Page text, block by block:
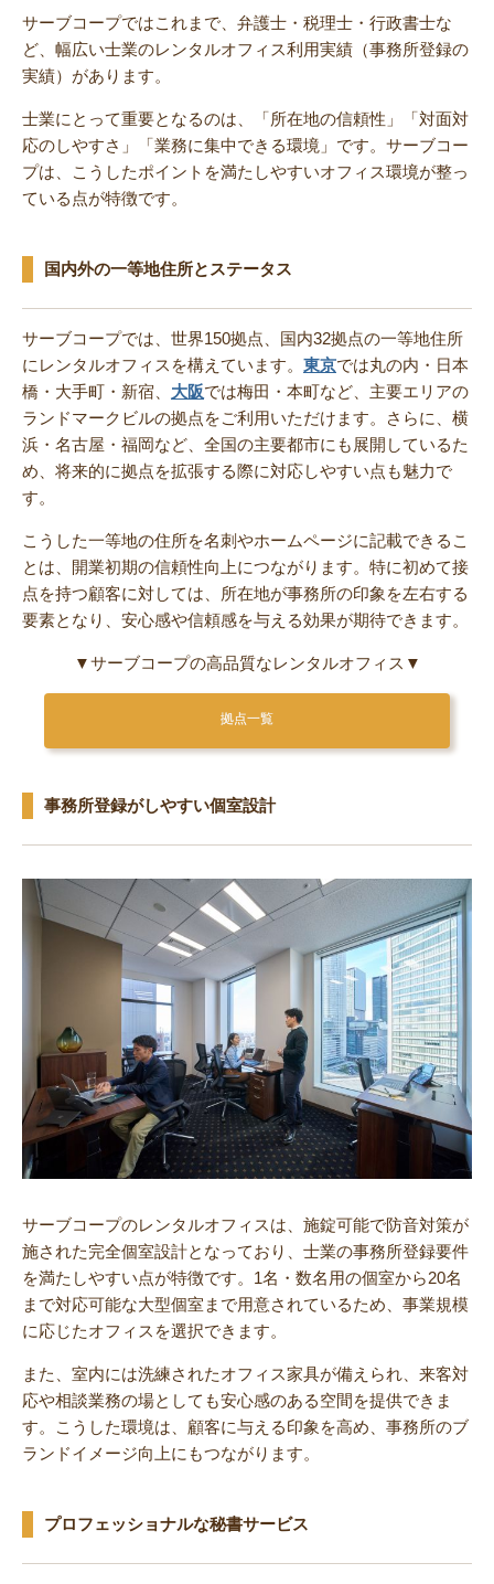
サーブコープではこれまで、弁護士・税理士・行政書士な
ど、幅広い士業のレンタルオフィス利用実績（事務所登録の
実績）があります。
士業にとって重要となるのは、「所在地の信頼性」「対面対
応のしやすさ」「業務に集中できる環境」です。サーブコー
プは、こうしたポイントを満たしやすいオフィス環境が整っ
ている点が特徴です。
国内外の一等地住所とステータス
サーブコープでは、世界150拠点、国内32拠点の一等地住所
にレンタルオフィスを構えています。 東京では丸の内・日本
橋・大手町・新宿、 大阪では梅田・本町など、主要エリアの
ランドマークビルの拠点をご利用いただけます。さらに、横
浜・名古屋・福岡など、全国の主要都市にも展開しているた
め、将来的に拠点を拡張する際に対応しやすい点も魅力で
す。
こうした一等地の住所を名刺やホームページに記載できるこ
とは、開業初期の信頼性向上につながります。特に初めて接
点を持つ顧客に対しては、所在地が事務所の印象を左右する
要素となり、安心感や信頼感を与える効果が期待できます。
▼サーブコープの高品質なレンタルオフィス▼
拠点一覧
事務所登録がしやすい個室設計
サーブコープのレンタルオフィスは、施錠可能で防音対策が
施された完全個室設計となっており、士業の事務所登録要件
を満たしやすい点が特徴です。1名・数名用の個室から20名
まで対応可能な大型個室まで用意されているため、事業規模
に応じたオフィスを選択できます。
また、室内には洗練されたオフィス家具が備えられ、来客対
応や相談業務の場としても安心感のある空間を提供できま
す。こうした環境は、顧客に与える印象を高め、事務所のブ
ランドイメージ向上にもつながります。
プロフェッショナルな秘書サービス